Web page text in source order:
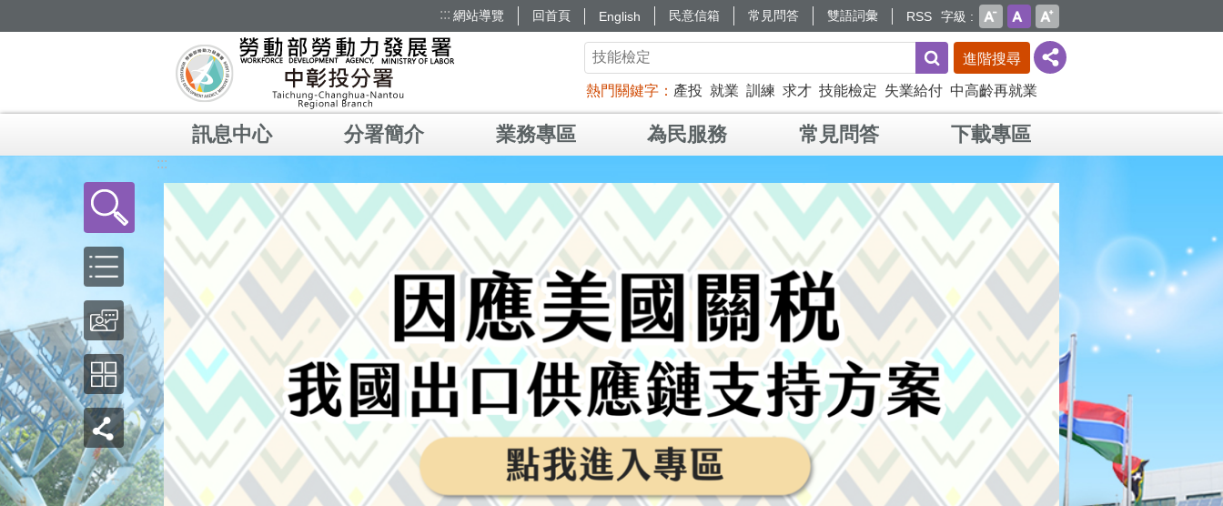
::: 網站導覽 回首頁 English 民意信箱 常見問答 雙語詞彙 RSS 字級
進階搜尋
熱門關鍵字 產投 就業 訓練 求才 技能檢定 失業給付 中高齡再就業
訊息中心 分署簡介 業務專區 為民服務 常見問答 下載專區
:::